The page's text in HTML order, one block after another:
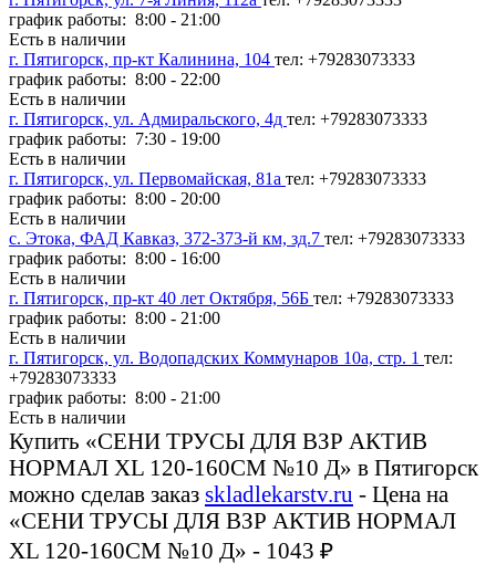
график работы: 8:00 - 21:00
Есть в наличии
г. Пятигорск, пр-кт Калинина, 104 тел: +79283073333
график работы: 8:00 - 22:00
Есть в наличии
г. Пятигорск, ул. Адмиральского, 4д тел: +79283073333
график работы: 7:30 - 19:00
Есть в наличии
г. Пятигорск, ул. Первомайская, 81а тел: +79283073333
график работы: 8:00 - 20:00
Есть в наличии
с. Этока, ФАД Кавказ, 372-373-й км, зд.7 тел: +79283073333
график работы: 8:00 - 16:00
Есть в наличии
г. Пятигорск, пр-кт 40 лет Октября, 56Б тел: +79283073333
график работы: 8:00 - 21:00
Есть в наличии
г. Пятигорск, ул. Водопадских Коммунаров 10а, стр. 1 тел:
+79283073333
график работы: 8:00 - 21:00
Есть в наличии
Купить «СЕНИ ТРУСЫ ДЛЯ ВЗР АКТИВ
НОРМАЛ XL 120-160СМ №10 Д» в Пятигорск
можно сделав заказ skladlekarstv.ru - Цена на
«СЕНИ ТРУСЫ ДЛЯ ВЗР АКТИВ НОРМАЛ
XL 120-160СМ №10 Д» - 1043 ₽